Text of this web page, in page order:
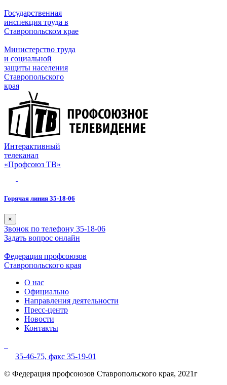
Государственная
инспекция труда в
Ставропольском крае
Министерство труда
и социальной
защиты населения
Ставропольского
края
Интерактивный
телеканал
«Профсоюз ТВ»
Горячая линия 35-18-06
×
Звонок по телефону 35-18-06
Задать вопрос онлайн
Федерация профсоюзов
Ставропольского края
О нас
Официально
Направления деятельности
Пресс-центр
Новости
Контакты
35-46-75, факс 35-19-01
© Федерация профсоюзов Ставропольского края, 2021г